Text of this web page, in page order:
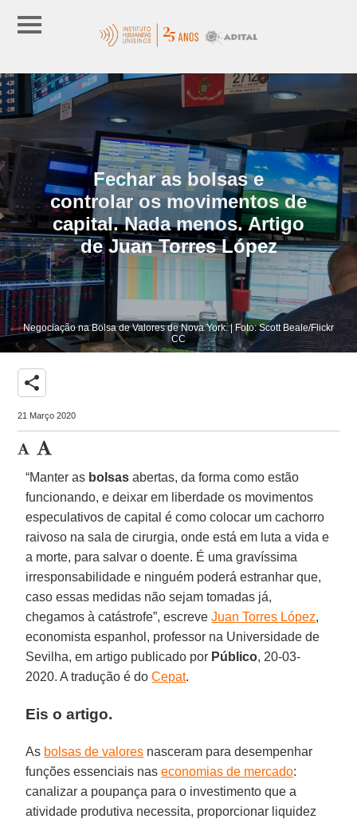
Fechar as bolsas e
controlar os movimentos de
capital. Nada menos. Artigo
de Juan Torres López
Negociação na Bolsa de Valores de Nova York. | Foto: Scott Beale/Flickr
CC
share
21 Março 2020
“Manter as bolsas abertas, da forma como estão
funcionando, e deixar em liberdade os movimentos
especulativos de capital é como colocar um cachorro
raivoso na sala de cirurgia, onde está em luta a vida e
a morte, para salvar o doente. É uma gravíssima
irresponsabilidade e ninguém poderá estranhar que,
caso essas medidas não sejam tomadas já,
chegamos à catástrofe”, escreveJuan Torres López,
economista espanhol, professor na Universidade de
Sevilha, em artigo publicado por Público, 20-03-
2020. A tradução é doCepat.
Eis o artigo.
As bolsas de valores nasceram para desempenhar
funções essenciais naseconomias de mercado:
canalizar a poupança para o investimento que a
atividade produtiva necessita, proporcionar liquidez